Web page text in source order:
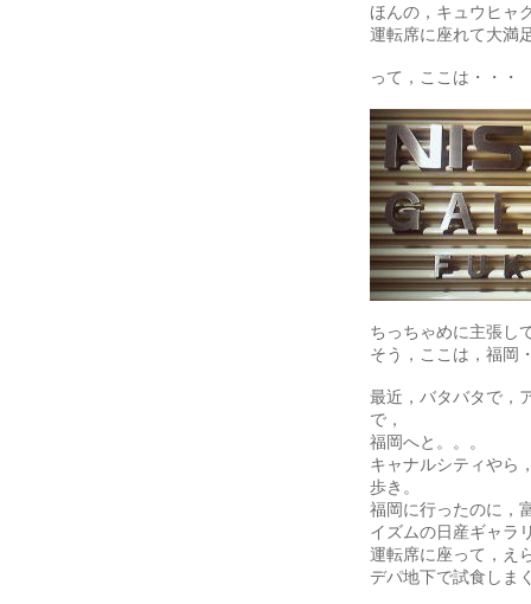
ほんの，キュウヒャ
運転席に座れて大満
って，ここは・・・
ちっちゃめに主張し
そう，ここは，福岡
最近，バタバタで，
で，
福岡へと。。。
キャナルシティやら
歩き。
福岡に行ったのに，
イズムの日産ギャラ
運転席に座って，え
デパ地下で試食しま